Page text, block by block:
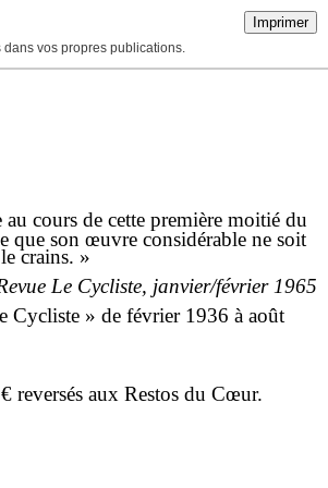
Imprimer
vos propres publications.
cours de cette première moitié du
que son œuvre considérable ne soit
crains. »
Le Cycliste, janvier/février 1965
Cycliste » de février 1936 à août
aux Restos du Cœur.